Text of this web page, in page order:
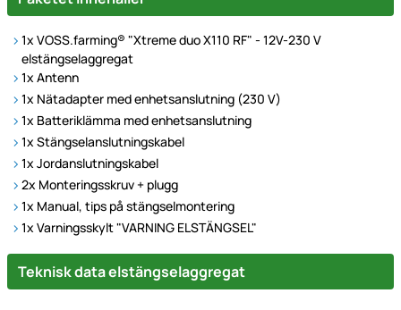
1x VOSS.farming® "Xtreme duo X110 RF" - 12V-230 V
elstängselaggregat
1x Antenn
1x Nätadapter med enhetsanslutning (230 V)
1x Batteriklämma med enhetsanslutning
1x Stängselanslutningskabel
1x Jordanslutningskabel
2x Monteringsskruv + plugg
1x Manual, tips på stängselmontering
1x Varningsskylt "VARNING ELSTÄNGSEL"
Technische Daten
Teknisk data elstängselaggregat